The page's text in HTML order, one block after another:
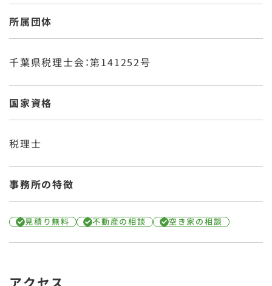
所属団体
千葉県税理士会：第141252号
国家資格
税理士
事務所の特徴
見積り無料 不動産の相談 空き家の相談
アクセス